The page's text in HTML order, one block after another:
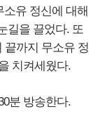
유 정신에 대해
길을 끌었다. 또
끝까지 무소유 정
치켜세웠다.
분 방송한다.